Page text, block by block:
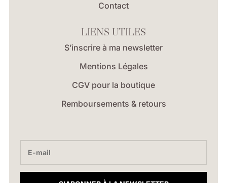
Contact
LIENS UTILES
S’inscrire à ma newsletter
Mentions Légales
CGV pour la boutique
Remboursements & retours